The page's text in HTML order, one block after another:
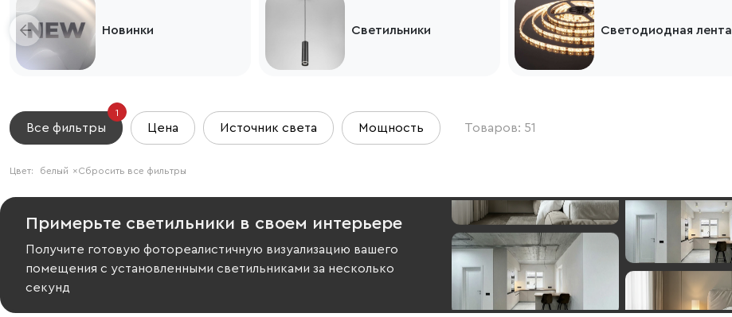
Новинки Светильники Светодиодная лента
Все фильтры
1
Цена Источник света Мощность Товаров: 51
Сбросить все фильтры
Цвет: белый ×
Примерьте светильники в своем интерьере
Получите готовую фотореалистичную визуализацию вашего
помещения с установленными светильниками за несколько
секунд